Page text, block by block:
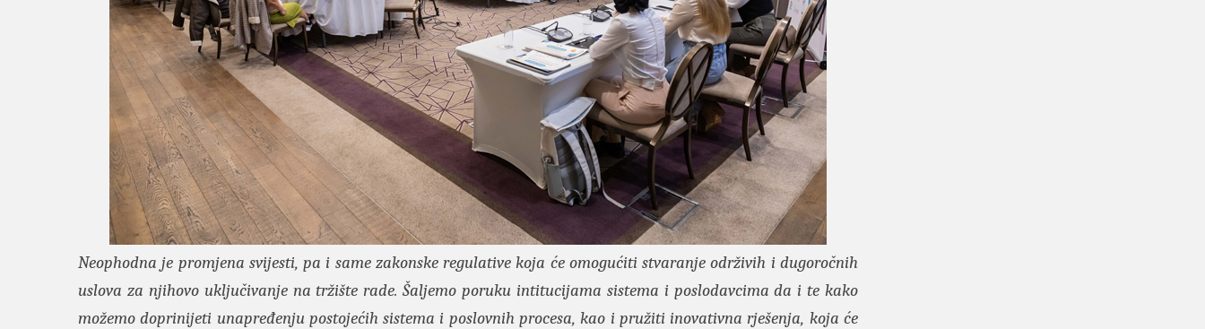
Neophodna je promjena svijesti, pa i same zakonske regulative koja će omogućiti stvaranje održivih i dugoročnih
uslova za njihovo uključivanje na tržište rade. Šaljemo poruku intitucijama sistema i poslodavcima da i te kako
možemo doprinijeti unapređenju postojećih sistema i poslovnih procesa, kao i pružiti inovativna rješenja, koja će